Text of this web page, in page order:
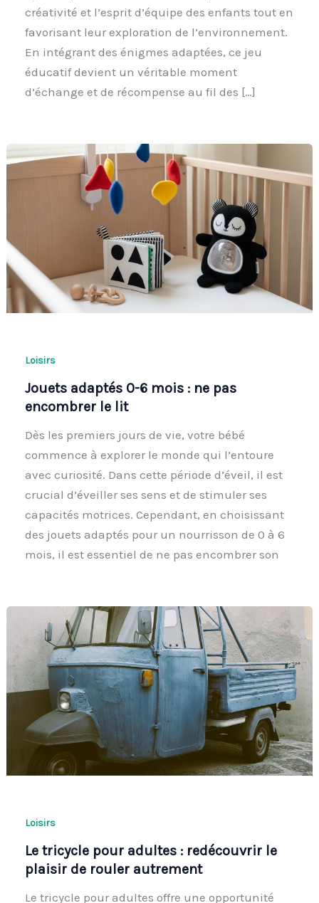
créativité et l’esprit d’équipe des enfants tout en
favorisant leur exploration de l’environnement.
En intégrant des énigmes adaptées, ce jeu
éducatif devient un véritable moment
d’échange et de récompense au fil des […]
Loisirs
Jouets adaptés 0-6 mois : ne pas
encombrer le lit
Dès les premiers jours de vie, votre bébé
commence à explorer le monde qui l’entoure
avec curiosité. Dans cette période d’éveil, il est
crucial d’éveiller ses sens et de stimuler ses
capacités motrices. Cependant, en choisissant
des jouets adaptés pour un nourrisson de 0 à 6
mois, il est essentiel de ne pas encombrer son
Loisirs
Le tricycle pour adultes : redécouvrir le
plaisir de rouler autrement
Le tricycle pour adultes offre une opportunité